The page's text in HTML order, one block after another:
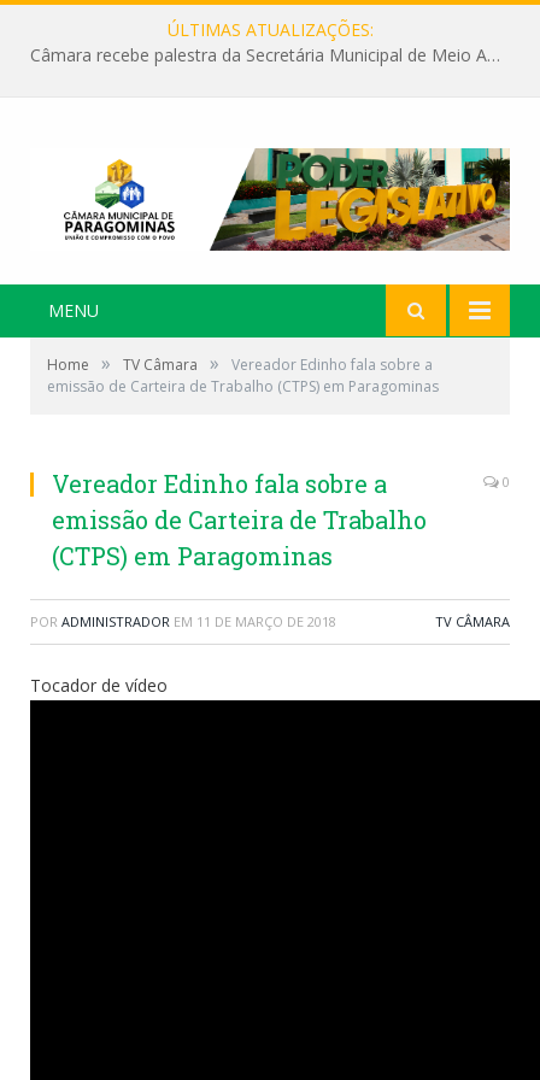
ÚLTIMAS ATUALIZAÇÕES:
Câmara recebe palestra da Secretária Municipal de Meio Ambiente sobre as ações da “SEMANA DO MEIO AMBIENTE”
MENU
Home » TV Câmara »
Vereador Edinho fala sobre a
emissão de Carteira de Trabalho (CTPS) em Paragominas
Vereador Edinho fala sobre a
emissão de Carteira de Trabalho
(CTPS) em Paragominas
0
POR ADMINISTRADOR EM 11 DE MARÇO DE 2018 TV CÂMARA
Tocador de vídeo